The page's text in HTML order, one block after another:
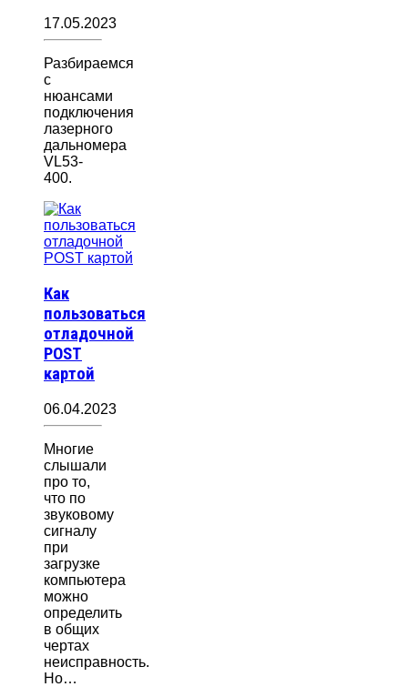
17.05.2023
Разбираемся
с
нюансами
подключения
лазерного
дальномера
VL53-
400.
Как
пользоваться
отладочной
POST
картой
06.04.2023
Многие
слышали
про то,
что по
звуковому
сигналу
при
загрузке
компьютера
можно
определить
в общих
чертах
неисправность.
Но…